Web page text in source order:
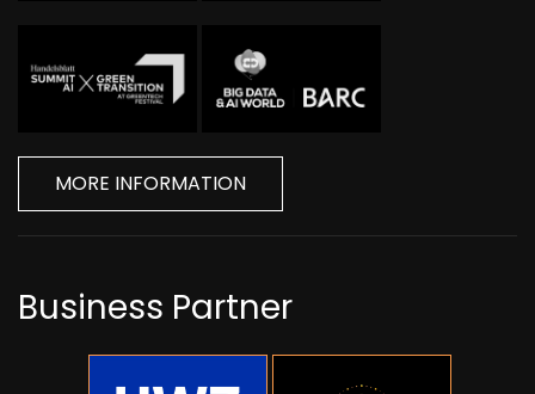
MORE INFORMATION
Business Partner